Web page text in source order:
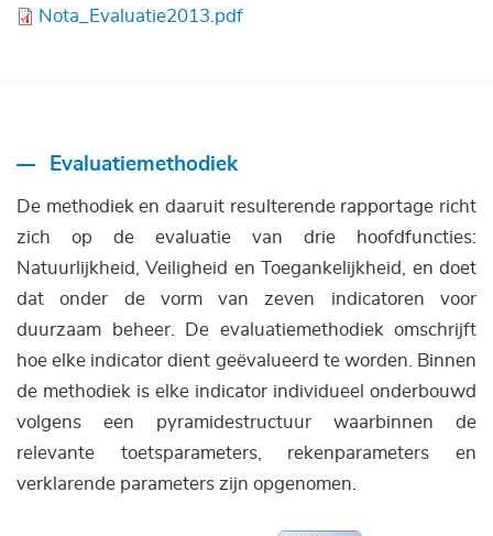
Bestand
Nota_Evaluatie2013.pdf
Evaluatiemethodiek
De methodiek en daaruit resulterende rapportage richt
zich op de evaluatie van drie hoofdfuncties:
Natuurlijkheid, Veiligheid en Toegankelijkheid, en doet
dat onder de vorm van zeven indicatoren voor
duurzaam beheer. De evaluatiemethodiek omschrijft
hoe elke indicator dient geëvalueerd te worden. Binnen
de methodiek is elke indicator individueel onderbouwd
volgens een pyramidestructuur waarbinnen de
relevante toetsparameters, rekenparameters en
verklarende parameters zijn opgenomen.